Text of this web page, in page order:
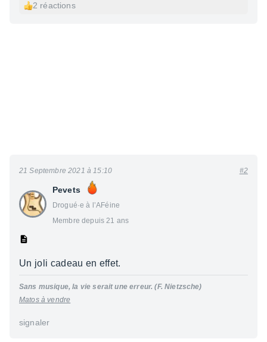
2 réactions
Pevets
Drogué·e à l’AFéine
Membre depuis 21 ans
21 Septembre 2021 à 15:10 #2
Un joli cadeau en effet.
Sans musique, la vie serait une erreur. (F. Nietzsche)
Matos à vendre
signaler